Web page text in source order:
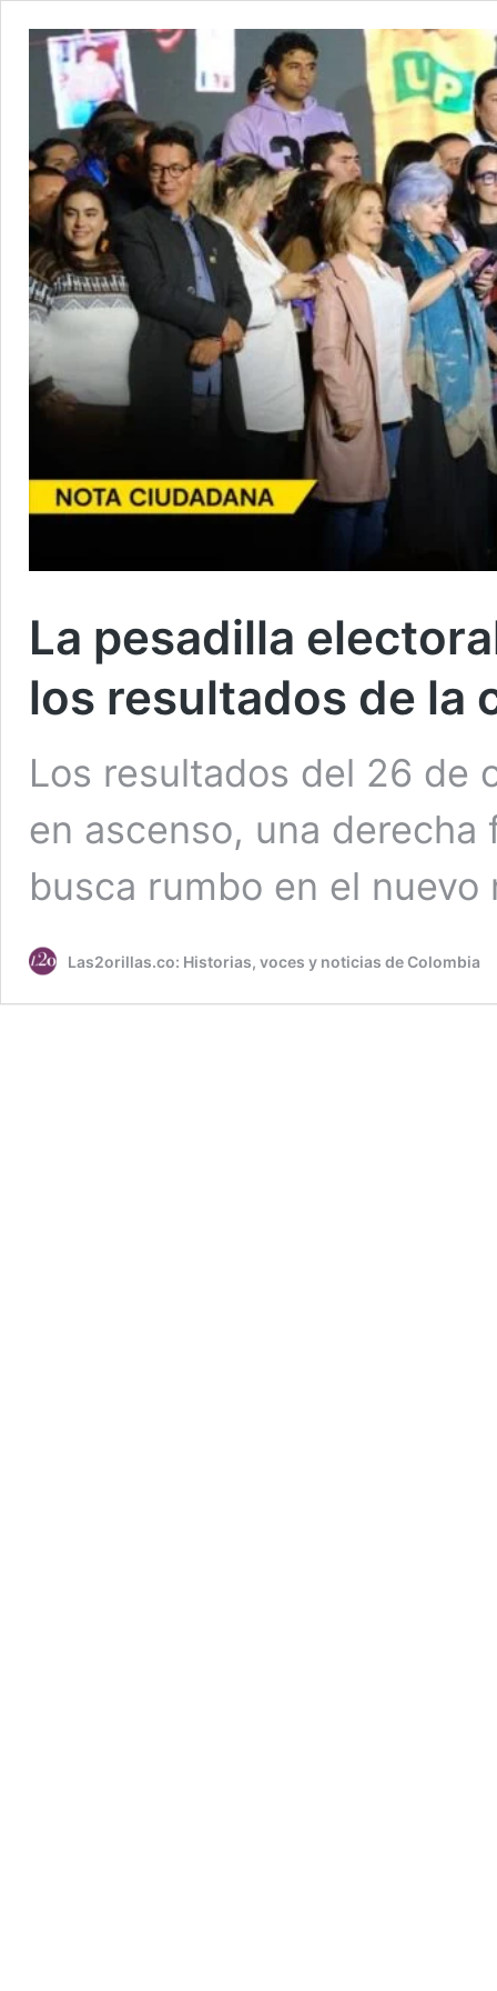
La pesadilla
los resultados de la
Los resultados del 26 de
en ascenso, una
busca rumbo en el
Las2orillas.co: Historias, voces y noticias de Colombia